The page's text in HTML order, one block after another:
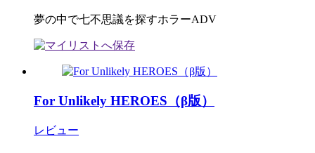
夢の中で七不思議を探すホラーADV
For Unlikely HEROES（β版）
レビュー